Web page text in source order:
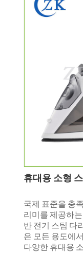
휴대용 소형
국제 표준을 충
리미를 제공하
반 전기 스팀 다
은 모든 용도에
다양한 휴대용